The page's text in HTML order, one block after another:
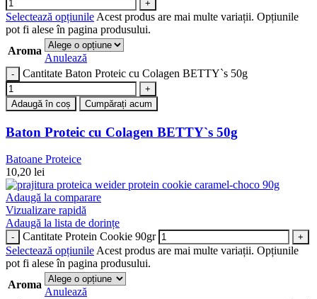
Selectează opțiunile Acest produs are mai multe variații. Opțiunile
pot fi alese în pagina produsului.
Aroma
Anulează
Cantitate Baton Proteic cu Colagen BETTY`s 50g
Adaugă în coș Cumpărați acum
Baton Proteic cu Colagen BETTY`s 50g
Batoane Proteice
10,20 lei
Adaugă la comparare
Vizualizare rapidă
Adaugă la lista de dorințe
Cantitate Protein Cookie 90gr
Selectează opțiunileAcest produs are mai multe variații. Opțiunile
pot fi alese în pagina produsului.
Aroma
Anulează